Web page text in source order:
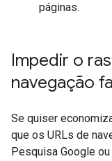
páginas.
Impedir o
navegação
Se quiser
que os URLs de
Pesquisa Google